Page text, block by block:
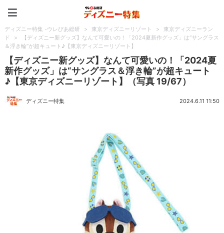
ディズニー特集 -ウレぴあ総研 > 東京ディズニーリゾート >
東京ディズニーラン
ド
>
【ディズニー新グッズ】なんて可愛いの！「2024夏新作グッズ」は“サングラス
＆浮き輪”が超キュート♪【東京ディズニーリゾート】
【ディズニー新グッズ】なんて可愛いの！「2024夏
新作グッズ」は“サングラス＆浮き輪”が超キュート
♪【東京ディズニーリゾート】（写真 19/67）
ディズニー特集 2024.6.11 11:50